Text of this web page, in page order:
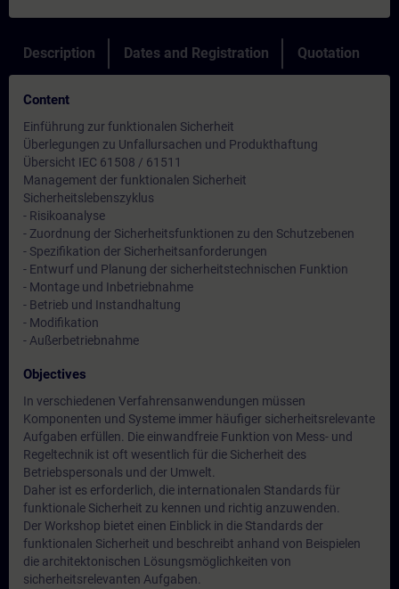
Description Dates and Registration Quotation
Content
Einführung zur funktionalen Sicherheit
Überlegungen zu Unfallursachen und Produkthaftung
Übersicht IEC 61508 / 61511
Management der funktionalen Sicherheit
Sicherheitslebenszyklus
- Risikoanalyse
- Zuordnung der Sicherheitsfunktionen zu den Schutzebenen
- Spezifikation der Sicherheitsanforderungen
- Entwurf und Planung der sicherheitstechnischen Funktion
- Montage und Inbetriebnahme
- Betrieb und Instandhaltung
- Modifikation
- Außerbetriebnahme
Objectives
In verschiedenen Verfahrensanwendungen müssen
Komponenten und Systeme immer häufiger sicherheitsrelevante
Aufgaben erfüllen. Die einwandfreie Funktion von Mess- und
Regeltechnik ist oft wesentlich für die Sicherheit des
Betriebspersonals und der Umwelt.
Daher ist es erforderlich, die internationalen Standards für
funktionale Sicherheit zu kennen und richtig anzuwenden.
Der Workshop bietet einen Einblick in die Standards der
funktionalen Sicherheit und beschreibt anhand von Beispielen
die architektonischen Lösungsmöglichkeiten von
sicherheitsrelevanten Aufgaben.